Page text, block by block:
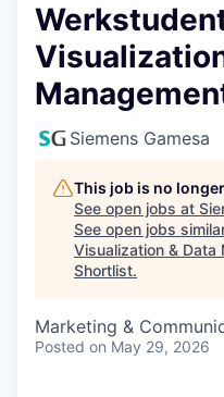
Siemens Gamesa
This job is no
See open jobs at
See open jobs
Visualization & Data
Shortlist.
Marketing &
Posted on May 29, 2026